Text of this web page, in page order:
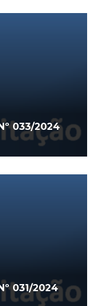
033/2024
031/2024